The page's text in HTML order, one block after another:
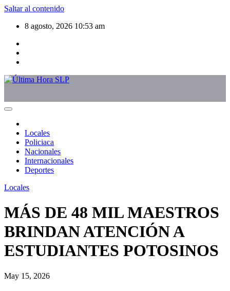
Saltar al contenido
8 agosto, 2026 10:53 am
Locales
Policiaca
Nacionales
Internacionales
Deportes
Locales
MÁS DE 48 MIL MAESTROS
BRINDAN ATENCIÓN A
ESTUDIANTES POTOSINOS
May 15, 2026